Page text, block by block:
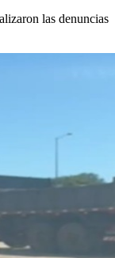
las denuncias